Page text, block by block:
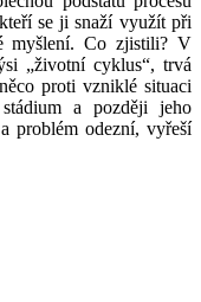
se ji snaží využít při
myšlení. Co zjistili? V
„životní cyklus“, trvá
proti vzniklé situaci
a později jeho
problém odezní, vyřeší